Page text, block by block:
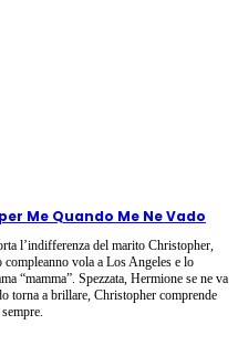
Me Quando Me Ne Vado
l’indifferenza del marito Christopher,
vola a Los Angeles e lo
“mamma”. Spezzata, Hermione se ne va
torna a brillare, Christopher comprende